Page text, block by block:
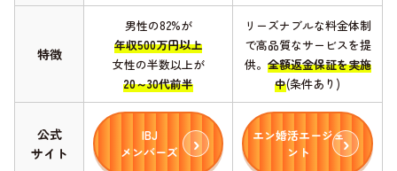
特徴
男性の82%が
年収500万円以上
女性の半数以上が
20～30代前半
リーズナブルな料金体制
で高品質なサービスを提
供。 全額返金保証を実施
中(条件あり)
公式
サイト
IBJ
メンバーズ
エン婚活エージェ
ント